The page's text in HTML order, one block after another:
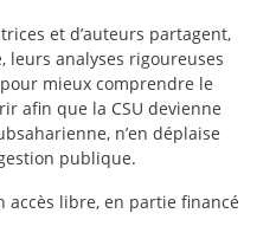
et d’auteurs partagent,
leurs analyses rigoureuses
mieux comprendre le
afin que la CSU devienne
n’en déplaise
publique.
accès libre, en partie financé